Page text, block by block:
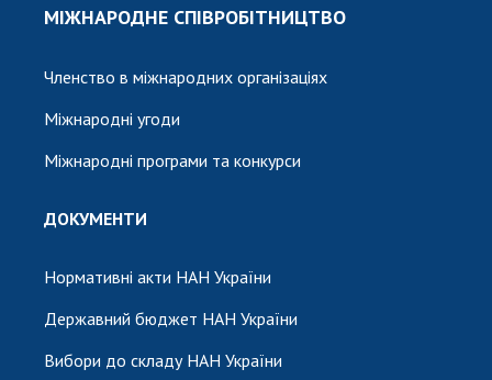
МІЖНАРОДНЕ СПІВРОБІТНИЦТВО
Членство в міжнародних організаціях
Міжнародні угоди
Міжнародні програми та конкурси
ДОКУМЕНТИ
Нормативні акти НАН України
Державний бюджет НАН України
Вибори до складу НАН України